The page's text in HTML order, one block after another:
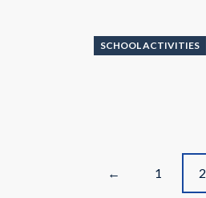
SCHOOL ACTIVITIES
P← 1 2